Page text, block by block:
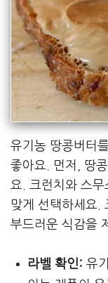
유기농 땅콩버터
좋아요. 먼저, 땅
요. 크런치와 스무
맞게 선택하세요.
부드러운 식감을
라벨 확인: 유